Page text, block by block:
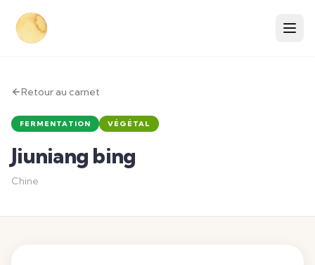
Retour au carnet
FERMENTATION VÉGÉTAL
Jiuniang bing
Chine